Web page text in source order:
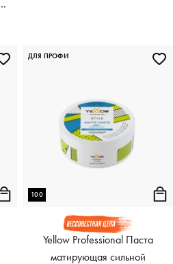
100
Yellow Professional Паста
матирующая сильной
ДЛЯ ПРОФИ